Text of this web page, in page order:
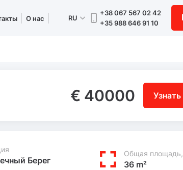
О нас RU
+38 067 567 02 42
+35 988 646 91 10
€ 40000
Берег
Общая площадь,
36 m²